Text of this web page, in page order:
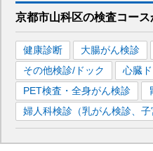
京都市山科区の検査コース
健康診断 大腸がん検診
その他検診/ドック
心臓
PET検査・全身がん検診
婦人科検診（乳がん検診、子